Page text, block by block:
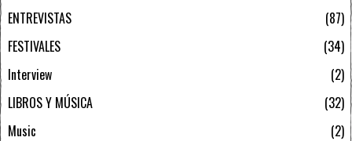
ENTREVISTAS
87
FESTIVALES
34
Interview
2
LIBROS Y MÚSICA
32
Music
2